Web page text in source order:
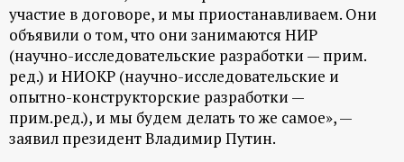
участие в договоре, и мы приостанавливаем. Они
объявили о том, что они занимаются НИР
(научно-исследовательские разработки — прим.
ред.) и НИОКР (научно-исследовательские и
опытно-конструкторские разработки —
прим.ред.), и мы будем делать то же самое», —
заявил президент Владимир Путин.